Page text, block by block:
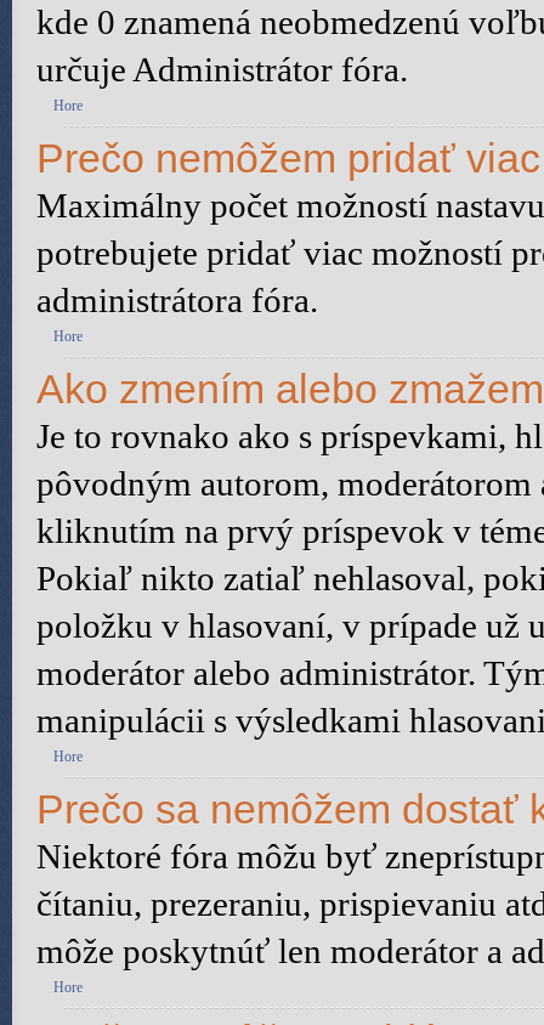
kde 0 znamená neobmedzenú
určuje Administrátor fóra.
Hore
Prečo nemôžem pridať
Maximálny počet možností
potrebujete pridať viac možností
administrátora fóra.
Hore
Ako zmením alebo
Je to rovnako ako s príspevkami,
pôvodným autorom,
kliknutím na prvý príspevok v
Pokiaľ nikto zatiaľ nehlasoval,
položku v hlasovaní, v prípade už
moderátor alebo administrátor.
manipulácii s výsledkami
Hore
Prečo sa nemôžem dostať
Niektoré fóra môžu byť
čítaniu, prezeraniu, prispievaniu
môže poskytnúť len moderátor a
Hore